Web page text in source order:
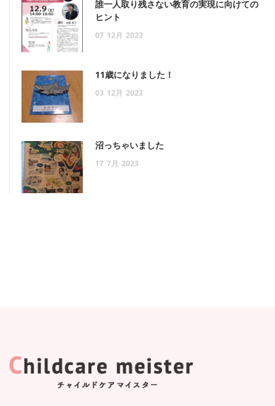
誰一人取り残さない教育の実現に向けての
ヒント
07 12月 2023
11歳になりました！
03 12月 2023
沼っちゃいました
17 7月 2023